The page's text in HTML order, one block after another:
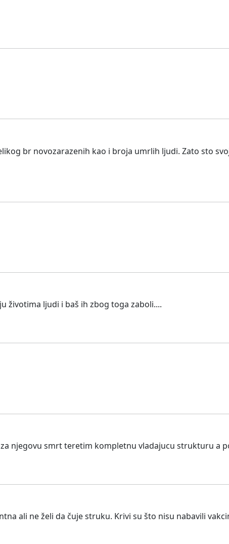
br novozarazenih kao i broja umrlih ljudi. Zato sto
životima ljudi i baš ih zbog toga zaboli....
njegovu smrt teretim kompletnu vladajucu strukturu a
ali ne želi da čuje struku. Krivi su što nisu nabavili